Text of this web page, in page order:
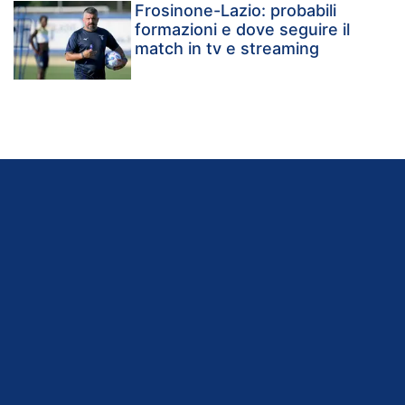
Frosinone-Lazio: probabili
formazioni e dove seguire il
match in tv e streaming